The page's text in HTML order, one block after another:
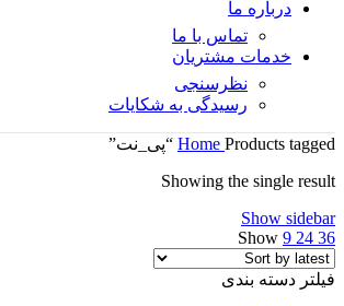
درباره ما
تماس با ما
خدمات مشتریان
نظرسنجی
رسیدگی به شکایات
Home Products tagged “پی_نت”
Showing the single result
Show sidebar
Show 9 24 36
فیلتر دسته بندی